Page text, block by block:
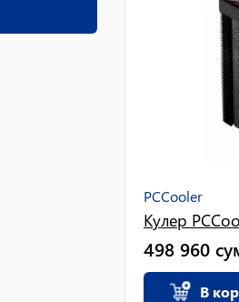
PCCooler
Кулер
498 960
В